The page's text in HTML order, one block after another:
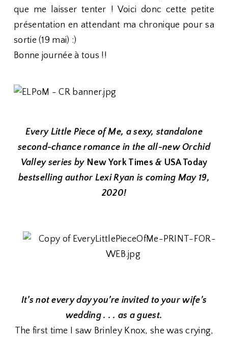
que me laisser tenter ! Voici donc cette petite
présentation en attendant ma chronique pour sa
sortie (19 mai) :)
Bonne journée à tous !!
Every Little Piece of Me, a sexy, standalone
second-chance romance in the all-new Orchid
Valley series by New York Times & USA Today
bestselling author Lexi Ryan is coming May 19,
2020!
It’s not every day you’re invited to your wife’s
wedding . . . as a guest.
The first time I saw Brinley Knox, she was crying,